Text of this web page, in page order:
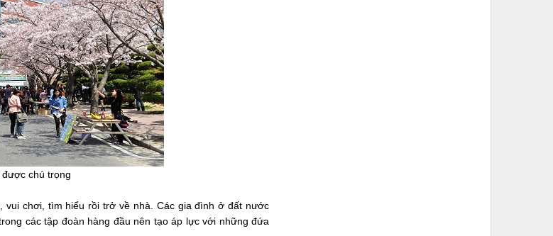
chú trọng
chơi, tìm hiểu rồi trở về nhà. Các gia đình ở đất nước
các tập đoàn hàng đầu nên tạo áp lực với những đứa